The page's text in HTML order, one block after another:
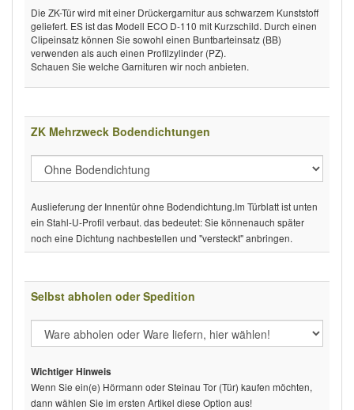
Die ZK-Tür wird mit einer Drückergarnitur aus schwarzem Kunststoff
geliefert. ES ist das Modell ECO D-110 mit Kurzschild. Durch einen
Clipeinsatz können Sie sowohl einen Buntbarteinsatz (BB)
verwenden als auch einen Profilzylinder (PZ).
Schauen Sie welche Garnituren wir noch anbieten.
ZK Mehrzweck Bodendichtungen
Auslieferung der Innentür ohne Bodendichtung.Im Türblatt ist unten
ein Stahl-U-Profil verbaut. das bedeutet: Sie könnenauch später
noch eine Dichtung nachbestellen und "versteckt" anbringen.
Selbst abholen oder Spedition
Wichtiger Hinweis
Wenn Sie ein(e) Hörmann oder Steinau Tor (Tür) kaufen möchten,
dann wählen Sie im ersten Artikel diese Option aus!